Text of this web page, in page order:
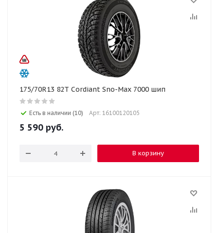
175/70R13 82T Cordiant Sno-Max 7000 шип
Есть в наличии (10) Арт: 16100120105
5 590 руб.
В корзину